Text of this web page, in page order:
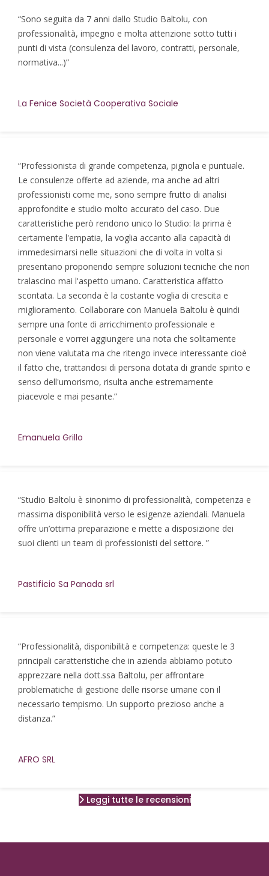
“Sono seguita da 7 anni dallo Studio Baltolu, con
professionalità, impegno e molta attenzione sotto tutti i
punti di vista (consulenza del lavoro, contratti, personale,
normativa...)”
La Fenice Società Cooperativa Sociale
“Professionista di grande competenza, pignola e puntuale.
Le consulenze offerte ad aziende, ma anche ad altri
professionisti come me, sono sempre frutto di analisi
approfondite e studio molto accurato del caso. Due
caratteristiche però rendono unico lo Studio: la prima è
certamente l'empatia, la voglia accanto alla capacità di
immedesimarsi nelle situazioni che di volta in volta si
presentano proponendo sempre soluzioni tecniche che non
tralascino mai l'aspetto umano. Caratteristica affatto
scontata. La seconda è la costante voglia di crescita e
miglioramento. Collaborare con Manuela Baltolu è quindi
sempre una fonte di arricchimento professionale e
personale e vorrei aggiungere una nota che solitamente
non viene valutata ma che ritengo invece interessante cioè
il fatto che, trattandosi di persona dotata di grande spirito e
senso dell'umorismo, risulta anche estremamente
piacevole e mai pesante.”
Emanuela Grillo
“Studio Baltolu è sinonimo di professionalità, competenza e
massima disponibilità verso le esigenze aziendali. Manuela
offre un’ottima preparazione e mette a disposizione dei
suoi clienti un team di professionisti del settore. ”
Pastificio Sa Panada srl
“Professionalità, disponibilità e competenza: queste le 3
principali caratteristiche che in azienda abbiamo potuto
apprezzare nella dott.ssa Baltolu, per affrontare
problematiche di gestione delle risorse umane con il
necessario tempismo. Un supporto prezioso anche a
distanza.”
AFRO SRL
Leggi tutte le recensioni